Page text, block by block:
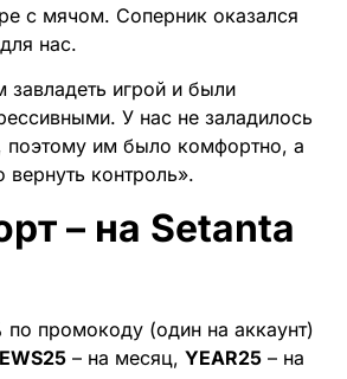
с мячом. Соперник оказался
нас.
игрой и были
У нас не заладилось
поэтому им было комфортно, а
контроль».
– на Setanta
по промокоду (один на аккаунт)
– на месяц, YEAR25 – на